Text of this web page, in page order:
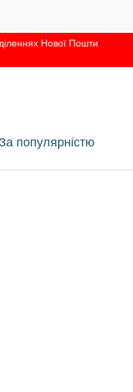
Нової Пошти
популярністю